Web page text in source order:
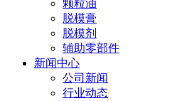
颗粒油
脱模膏
脱模剂
辅助零部件
新闻中心
公司新闻
行业动态